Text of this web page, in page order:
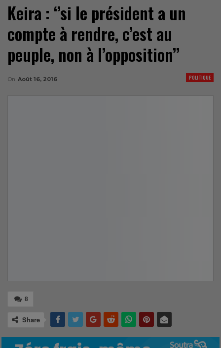
Keira : ‘’si le président a un
compte à rendre, c’est au
peuple, non à l’opposition’’
POLITIQUE
On Août 16, 2016
8
Share